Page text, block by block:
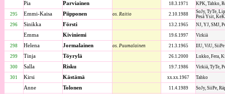
Pia Parviainen 18.3.1971 KPK, Tahko,
295 Emmi-Kaisa Piipponen os. Raitio 2.10.1988
SoJy, TyTe,
Pesä Ysit,
296
Sinikka Försti 13.2.1965 NJ, YJ, SMJ,
Emma Kiviniemi 19.6.1997 Virkiä
298 Helena Jormalainen os. Puumalainen 21.3.1965 IlU, ViU, SiiPe
299 Tinja Töyrylä 26.1.2000 Lukko, Fera,
300 Salla Risku 19.7.1986 Virkiä, TyTe,
301 Kirsi Kästämä xx.xx.1967 Tahko
Anne Tolonen 11.4.1989 SoJy, SiiPe,